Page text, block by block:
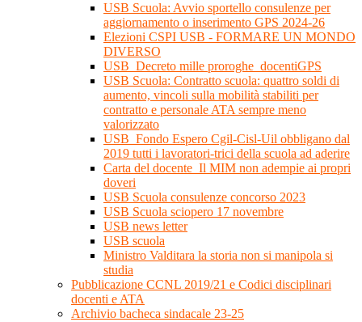
USB Scuola: Avvio sportello consulenze per
aggiornamento o inserimento GPS 2024-26
Elezioni CSPI USB - FORMARE UN MONDO
DIVERSO
USB_Decreto mille proroghe_docentiGPS
USB Scuola: Contratto scuola: quattro soldi di
aumento, vincoli sulla mobilità stabiliti per
contratto e personale ATA sempre meno
valorizzato
USB_Fondo Espero Cgil-Cisl-Uil obbligano dal
2019 tutti i lavoratori-trici della scuola ad aderire
Carta del docente_Il MIM non adempie ai propri
doveri
USB Scuola consulenze concorso 2023
USB Scuola sciopero 17 novembre
USB news letter
USB scuola
Ministro Valditara la storia non si manipola si
studia
Pubblicazione CCNL 2019/21 e Codici disciplinari
docenti e ATA
Archivio bacheca sindacale 23-25